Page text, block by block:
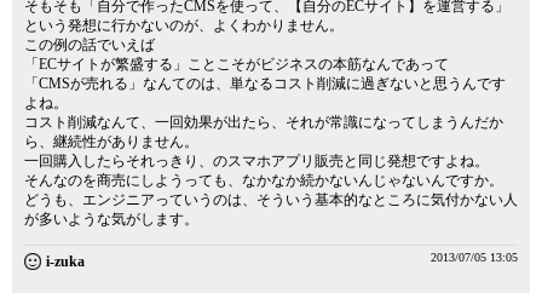
そもそも「自分で作ったCMSを使って、【自分のECサイト】を運営する」
という発想に行かないのが、よくわかりません。
この例の話でいえば
「ECサイトが繁盛する」ことこそがビジネスの本筋なんであって
「CMSが売れる」なんてのは、単なるコスト削減に過ぎないと思うんです
よね。
コスト削減なんて、一回効果が出たら、それが常識になってしまうんだか
ら、継続性がありません。
一回購入したらそれっきり、のスマホアプリ販売と同じ発想ですよね。
そんなのを商売にしようっても、なかなか続かないんじゃないんですか。
どうも、エンジニアっていうのは、そういう基本的なところに気付かない人
が多いような気がします。
i-zuka 2013/07/05 13:05